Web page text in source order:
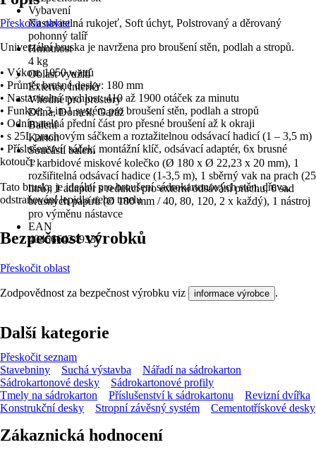
Vybavení
Nastavitelná rukojeť, Soft úchyt, Polstrovaný a děrovaný
pohonný talíř
Hmotnost
4 kg
Oblast využití
Exteriér, Interiér
Vhodné pro prostory
Dílna, Domek, Garáž
Balení
Karton
Součástí balení
1 karbidové miskové kolečko (Ø 180 x Ø 22,23 x 20 mm), 1
rozšiřitelná odsávací hadice (1-3,5 m), 1 sběrný vak na prach (25
litrů), 1 adaptér s redukcí pro externí odsávání prachu, 6 sad
brusných papírů (Ø 180 mm / 40, 80, 120, 2 x každý), 1 nástroj
pro výměnu nástavce
EAN
4046664249337
Přeskočit oblast
Univerzální bruska je navržena pro broušení stěn, podlah a stropů.
• Výkon: 1050 wattů
• Průměr brusné desky: 180 mm
• Nastavitelná rychlost: 410 až 1900 otáček za minutu
• Funkce: 3-in-1 systém pro broušení stěn, podlah a stropů
• Odnímatelná přední část pro přesné broušení až k okraji
• s 25L prachovým sáčkem a roztažitelnou odsávací hadicí (1 – 3,5 m)
• Příslušenství: sáček, montážní klíč, odsávací adaptér, 6x brusné
kotouče
Tato bruska je ideální pro broušení sádrokartonových stěn, dřeva,
odstraňování lepidla nebo tmelu
Bezpečnost výrobků
Přeskočit oblast
Zodpovědnost za bezpečnost výrobku viz informace výrobce .
Další kategorie
Přeskočit seznam
Stavebniny
Suchá výstavba
Nářadí na sádrokarton
Sádrokartonové desky
Sádrokartonové profily
Tmely na sádrokarton
Příslušenství k sádrokartonu
Revizní dvířka
Konstrukční desky
Stropní závěsný systém Cementotřískové desky
Zákaznická hodnocení